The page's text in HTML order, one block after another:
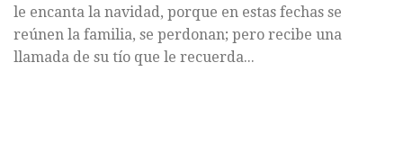
le encanta la navidad, porque en estas fechas se
reúnen la familia, se perdonan; pero recibe una
llamada de su tío que le recuerda...